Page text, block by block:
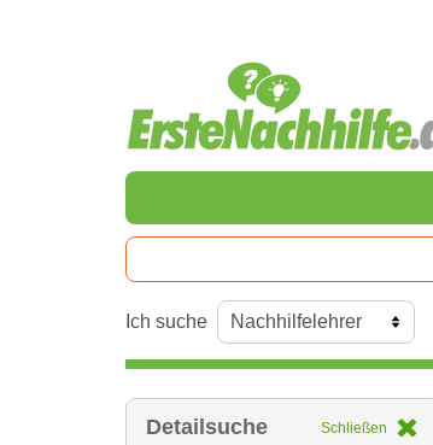
Ich suche
Detailsuche Schließen